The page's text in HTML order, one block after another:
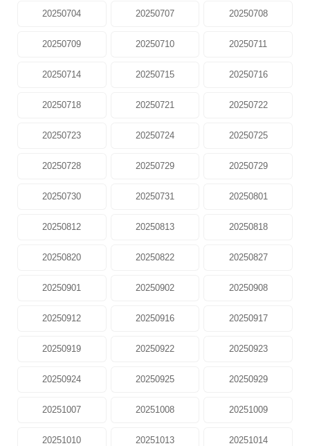
20250704 20250707 20250708
20250709 20250710 20250711
20250714 20250715 20250716
20250718 20250721 20250722
20250723 20250724 20250725
20250728 20250729 20250729
20250730 20250731 20250801
20250812 20250813 20250818
20250820 20250822 20250827
20250901 20250902 20250908
20250912 20250916 20250917
20250919 20250922 20250923
20250924 20250925 20250929
20251007 20251008 20251009
20251010 20251013 20251014